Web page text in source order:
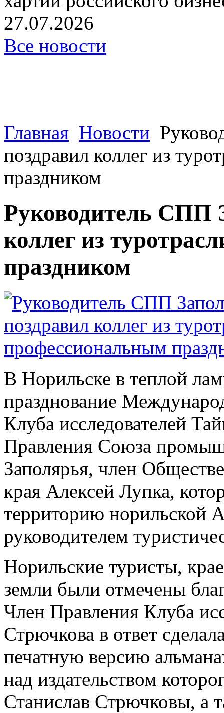
27.07.2026
Все новости
Главная Новости
поздравил коллег из
праздником
Руководитель СПП
коллег из
праздником
В Норильске в теплой
празднование
Клуба исследователей
Правления Союза
Заполярья, член
края Алексей Лупка,
территорию норильской
руководителем
Норильские туристы,
земли были отмечены
Член Правления Клуба
Стрючкова в ответ
печатную версию
над издательством
Станислав Стрючковы, а